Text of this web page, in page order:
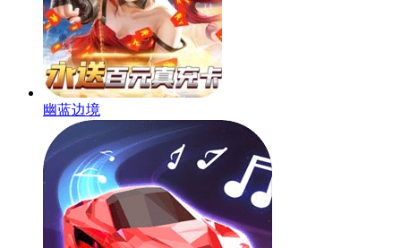
幽蓝边境